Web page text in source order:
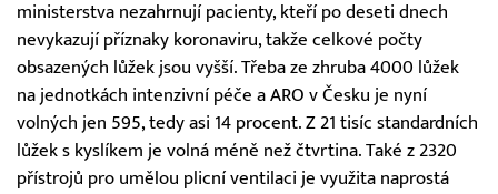
ministerstva nezahrnují pacienty, kteří po deseti dnech
nevykazují příznaky koronaviru, takže celkové počty
obsazených lůžek jsou vyšší. Třeba ze zhruba 4000 lůžek
na jednotkách intenzivní péče a ARO v Česku je nyní
volných jen 595, tedy asi 14 procent. Z 21 tisíc standardních
lůžek s kyslíkem je volná méně než čtvrtina. Také z 2320
přístrojů pro umělou plicní ventilaci je využita naprostá